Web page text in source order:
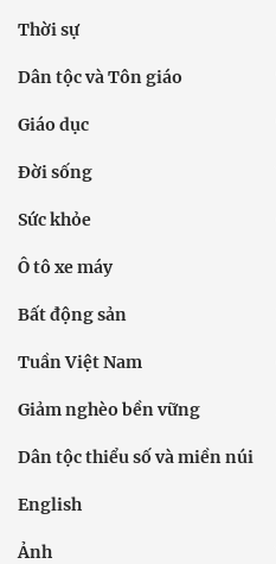
Thời sự
Dân tộc và Tôn giáo
Giáo dục
Đời sống
Sức khỏe
Ô tô xe máy
Bất động sản
Tuần Việt Nam
Giảm nghèo bền vững
Dân tộc thiểu số và miền núi
English
Ảnh